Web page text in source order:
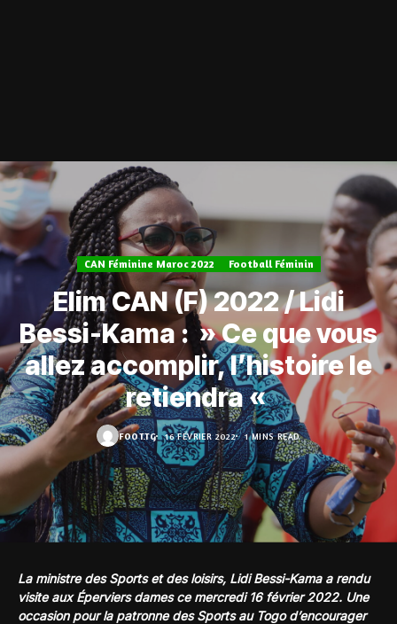
CAN Féminine Maroc 2022 Football Féminin
Elim CAN (F) 2022 / Lidi
Bessi-Kama : » Ce que vous
allez accomplir, l’histoire le
retiendra «
FOOT.TG 16 FÉVRIER 2022 1 MINS READ
La ministre des Sports et des loisirs, Lidi Bessi-Kama a rendu
visite aux Éperviers dames ce mercredi 16 février 2022. Une
occasion pour la patronne des Sports au Togo d’encourager